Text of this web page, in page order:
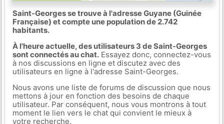
Saint-Georges se trouve à l'adresse Guyane (Guinée
Française) et compte une population de 2.742
habitants.
À l'heure actuelle, des utilisateurs 3 de Saint-Georges
sont connectés au chat.Essayez donc, connectez-vous
à nos discussions en ligne et discutez avec des
utilisateurs en ligne à l'adresse Saint-Georges.
Nous avons une liste de forums de discussion que nous
mettons à jour en fonction des besoins de chaque
utilisateur. Par conséquent, nous vous montrons à tout
moment le lien vers le chat qui convient le mieux à
votre recherche.